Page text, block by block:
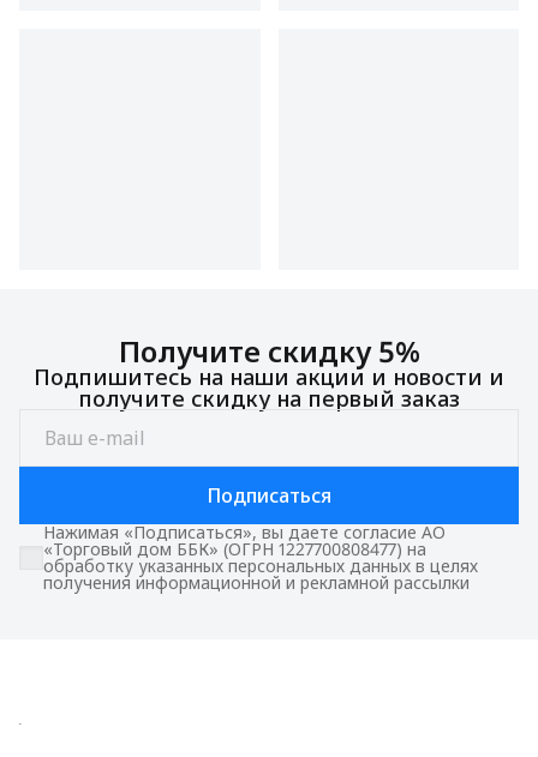
Получите скидку 5%
Подпишитесь на наши акции и новости и
получите скидку на первый заказ
Подписаться
Нажимая «Подписаться», вы даете согласие АО
«Торговый дом ББК» (ОГРН 1227700808477) на
обработку указанных персональных данных в целях
получения информационной и рекламной рассылки